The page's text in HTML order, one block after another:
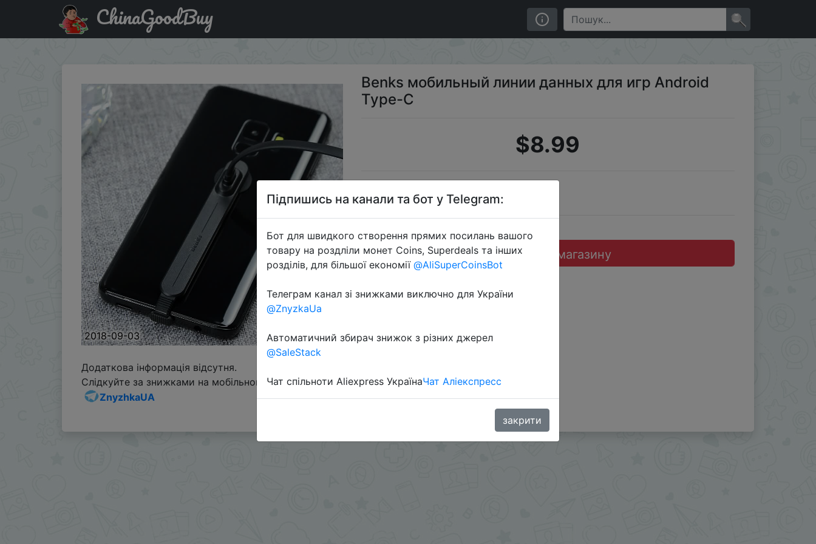
Придбати по знижці Benks мобильный линии данных для игр Android Type-C
ChinaGoodBuy
2018-09-03
Benks мобильный линии данных для игр Android
Type-C
$8.99
Перейти до магазину
Додаткова інформація відсутня.
Слідкуйте за знижками на мобільному, в телеграм каналі:
ZnyzhkaUA
Підпишись на канали та бот у Telegram:
Бот для швидкого створення прямих посилань вашого
товару на роздліли монет Coins, Superdeals та інших
розділів, для більшої економії @AliSuperCoinsBot
Телеграм канал зі знижками виключно для України
@ZnyzkaUa
Автоматичний збирач знижок з різних джерел
@SaleStack
Чат спільноти Aliexpress УкраїнаЧат Аліекспресс
закрити